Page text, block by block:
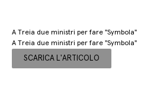
A Treia due ministri per fare "Symbola"
A Treia due ministri per fare "Symbola"
SCARICA L'ARTICOLO